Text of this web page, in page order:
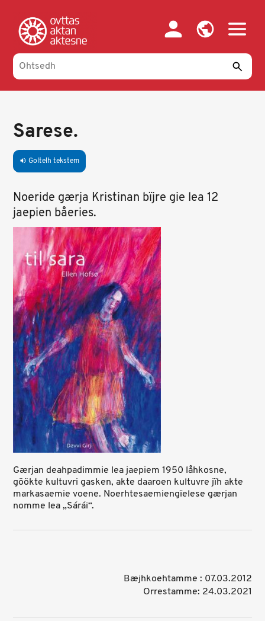
main
content
Sarese.
volume_up Goltelh tekstem
Noeride gærja Kristinan bïjre gie lea 12
jaepien båeries.
Gærjan deahpadimmie lea jaepiem 1950 låhkosne,
göökte kultuvri gasken, akte daaroen kultuvre jïh akte
markasaemie voene. Noerhtesaemiengïelese gærjan
nomme lea „Sárái“.
Bæjhkoehtamme : 07.03.2012
Orrestamme: 24.03.2021